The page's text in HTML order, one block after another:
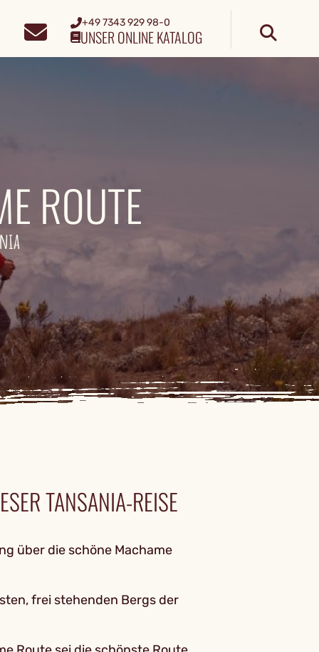
+49 7343 929 98-0
UNSER ONLINE KATALOG
ROUTE
TANSANIA-REISE
über die schöne Machame
frei stehenden Bergs der